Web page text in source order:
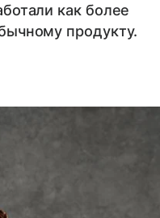
как более
продукту.